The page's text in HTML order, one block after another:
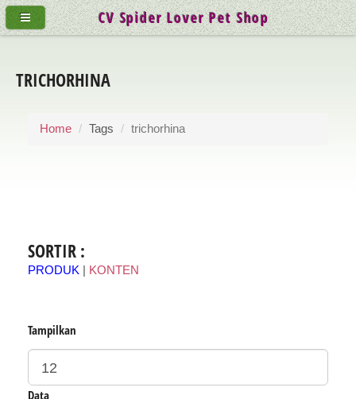
TRICHORHINA
Home Tags trichorhina
SORTIR :
PRODUK KONTEN
Tampilkan
Data
CV Spider Lover Pet Shop